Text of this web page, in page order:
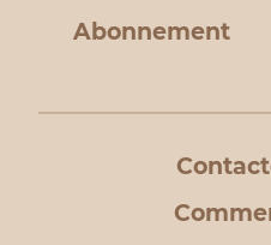
Abonnement